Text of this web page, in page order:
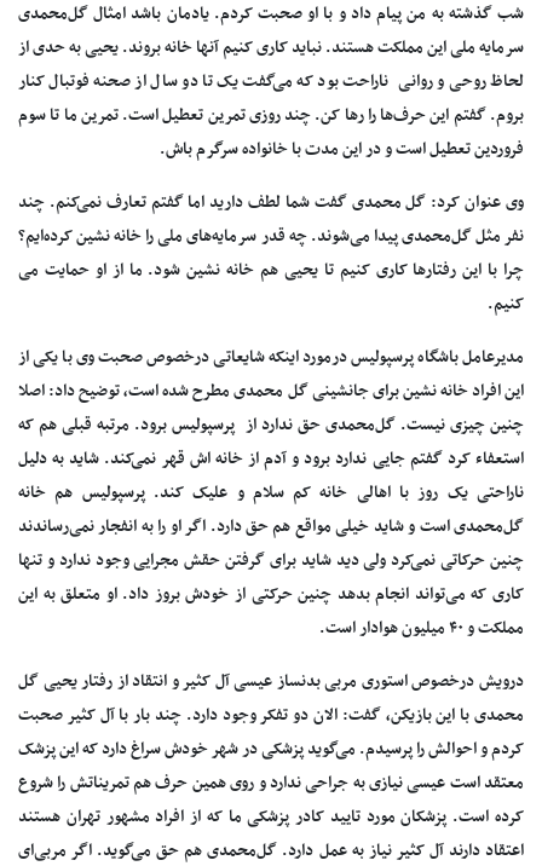
شب گذشته به من پیام داد و با او صحبت کردم. یادمان باشد امثال گل‌محمدی
سرمایه ملی این مملکت هستند. نباید کاری کنیم آنها خانه بروند. یحیی به حدی از
لحاظ روحی و روانی ناراحت بود که می‌گفت یک تا دو سال از صحنه فوتبال کنار
بروم. گفتم این حرف‌ها را رها کن. چند روزی تمرین تعطیل است. تمرین ما تا سوم
فروردین تعطیل است و در این مدت با خانواده سرگرم باش.
وی عنوان کرد: گل محمدی گفت شما لطف دارید اما گفتم تعارف نمی‌کنم. چند
نفر مثل گل‌محمدی پیدا می‌شوند. چه قدر سرمایه‌های ملی را خانه نشین کرده‌ایم؟
چرا با این رفتارها کاری کنیم تا یحیی هم خانه نشین شود. ما از او حمایت می
کنیم.
مدیرعامل باشگاه پرسپولیس درمورد اینکه شایعاتی درخصوص صحبت وی با یکی از
این افراد خانه نشین برای جانشینی گل محمدی مطرح شده است، توضیح داد: اصلا
چنین چیزی نیست. گل‌محمدی حق ندارد از پرسپولیس برود. مرتبه قبلی هم که
استعفاء کرد گفتم جایی ندارد برود و آدم از خانه اش قهر نمی‌کند. شاید به دلیل
ناراحتی یک روز با اهالی خانه کم سلام و علیک کند. پرسپولیس هم خانه
گل‌محمدی است‌ و شاید خیلی مواقع هم حق دارد. اگر او را به انفجار نمی‌رساندند
چنین حرکاتی نمی‌کرد ولی دید شاید برای گرفتن حقش مجرایی وجود ندارد و تنها
کاری که می‌تواند انجام بدهد چنین حرکتی از خودش بروز داد. او متعلق به این
مملکت و ۴۰ میلیون هوادار است.
درویش درخصوص استوری مربی بدنساز عیسی آل کثیر و انتقاد از رفتار یحیی گل
محمدی با این بازیکن، گفت: الان دو تفکر وجود دارد. چند بار با آل کثیر صحبت
کردم و احوالش را پرسیدم. می‌گوید پزشکی در شهر خودش سراغ دارد که این پزشک
معتقد است عیسی نیازی به جراحی ندارد و روی همین حرف هم تمریناتش را شروع
کرده است. پزشکان مورد تایید کادر پزشکی ما که از افراد مشهور تهران هستند
اعتقاد دارند آل کثیر نیاز به عمل دارد. گل‌محمدی هم حق می‌گوید. اگر مربی‌ای